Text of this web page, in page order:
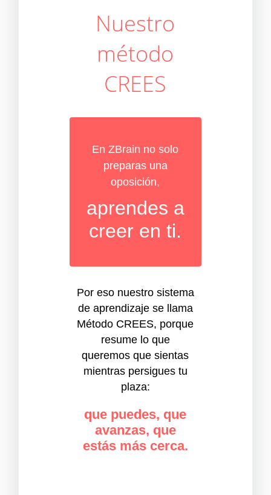
Nuestro
método
CREES
En ZBrain no solo
preparas una
oposición,
aprendes a
creer en ti.
Por eso nuestro sistema
de aprendizaje se llama
Método CREES, porque
resume lo que
queremos que sientas
mientras persigues tu
plaza:
que puedes, que
avanzas, que
estás más cerca.